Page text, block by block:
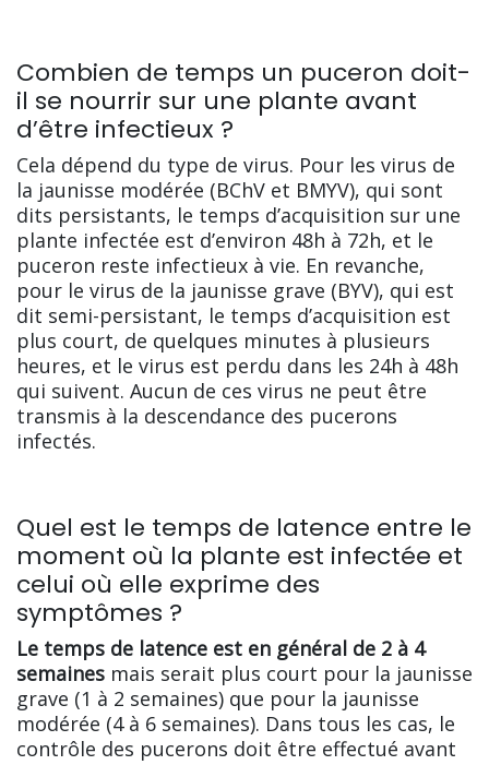
Combien de temps un puceron doit-
il se nourrir sur une plante avant
d’être infectieux ?
Cela dépend du type de virus. Pour les virus de
la jaunisse modérée (BChV et BMYV), qui sont
dits persistants, le temps d’acquisition sur une
plante infectée est d’environ 48h à 72h, et le
puceron reste infectieux à vie. En revanche,
pour le virus de la jaunisse grave (BYV), qui est
dit semi-persistant, le temps d’acquisition est
plus court, de quelques minutes à plusieurs
heures, et le virus est perdu dans les 24h à 48h
qui suivent. Aucun de ces virus ne peut être
transmis à la descendance des pucerons
infectés.
Quel est le temps de latence entre le
moment où la plante est infectée et
celui où elle exprime des
symptômes ?
Le temps de latence est en général de 2 à 4
semaines mais serait plus court pour la jaunisse
grave (1 à 2 semaines) que pour la jaunisse
modérée (4 à 6 semaines). Dans tous les cas, le
contrôle des pucerons doit être effectué avant